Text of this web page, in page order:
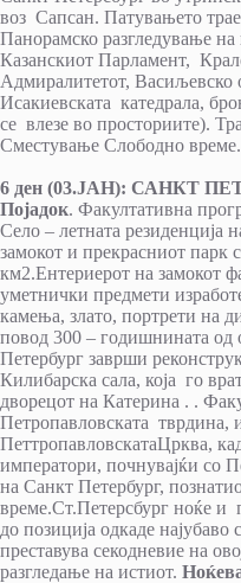
воз Сапсан. Патувањето
Панорамско разгледување
Казанскиот Парламент,
Адмиралитетот, Васиљевско
Исакиевската катедрала,
се влезе во просториите).
Сместување Слободно време.
6 ден (03.ЈАН): САНКТ
Појадок. Факултативна
Село – летната резиденција
замокот и прекрасниот парк
км2.Ентериерот на замокот
уметнички предмети
камења, злато, портрети на
повод 300 – годишнината од
Петербург заврши
Килибарска сала, која го
дворецот на Катерина . .
Петропавловската тврдина,
ПеттропавловскатаЦрква,
императори, почнувајќи со
на Санкт Петербург,
време.Ст.Петерсбург ноќе и
до позиција одкаде најубаво
преставува секодневие на
разгледање на истиот.